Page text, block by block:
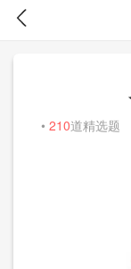
•210道精选题